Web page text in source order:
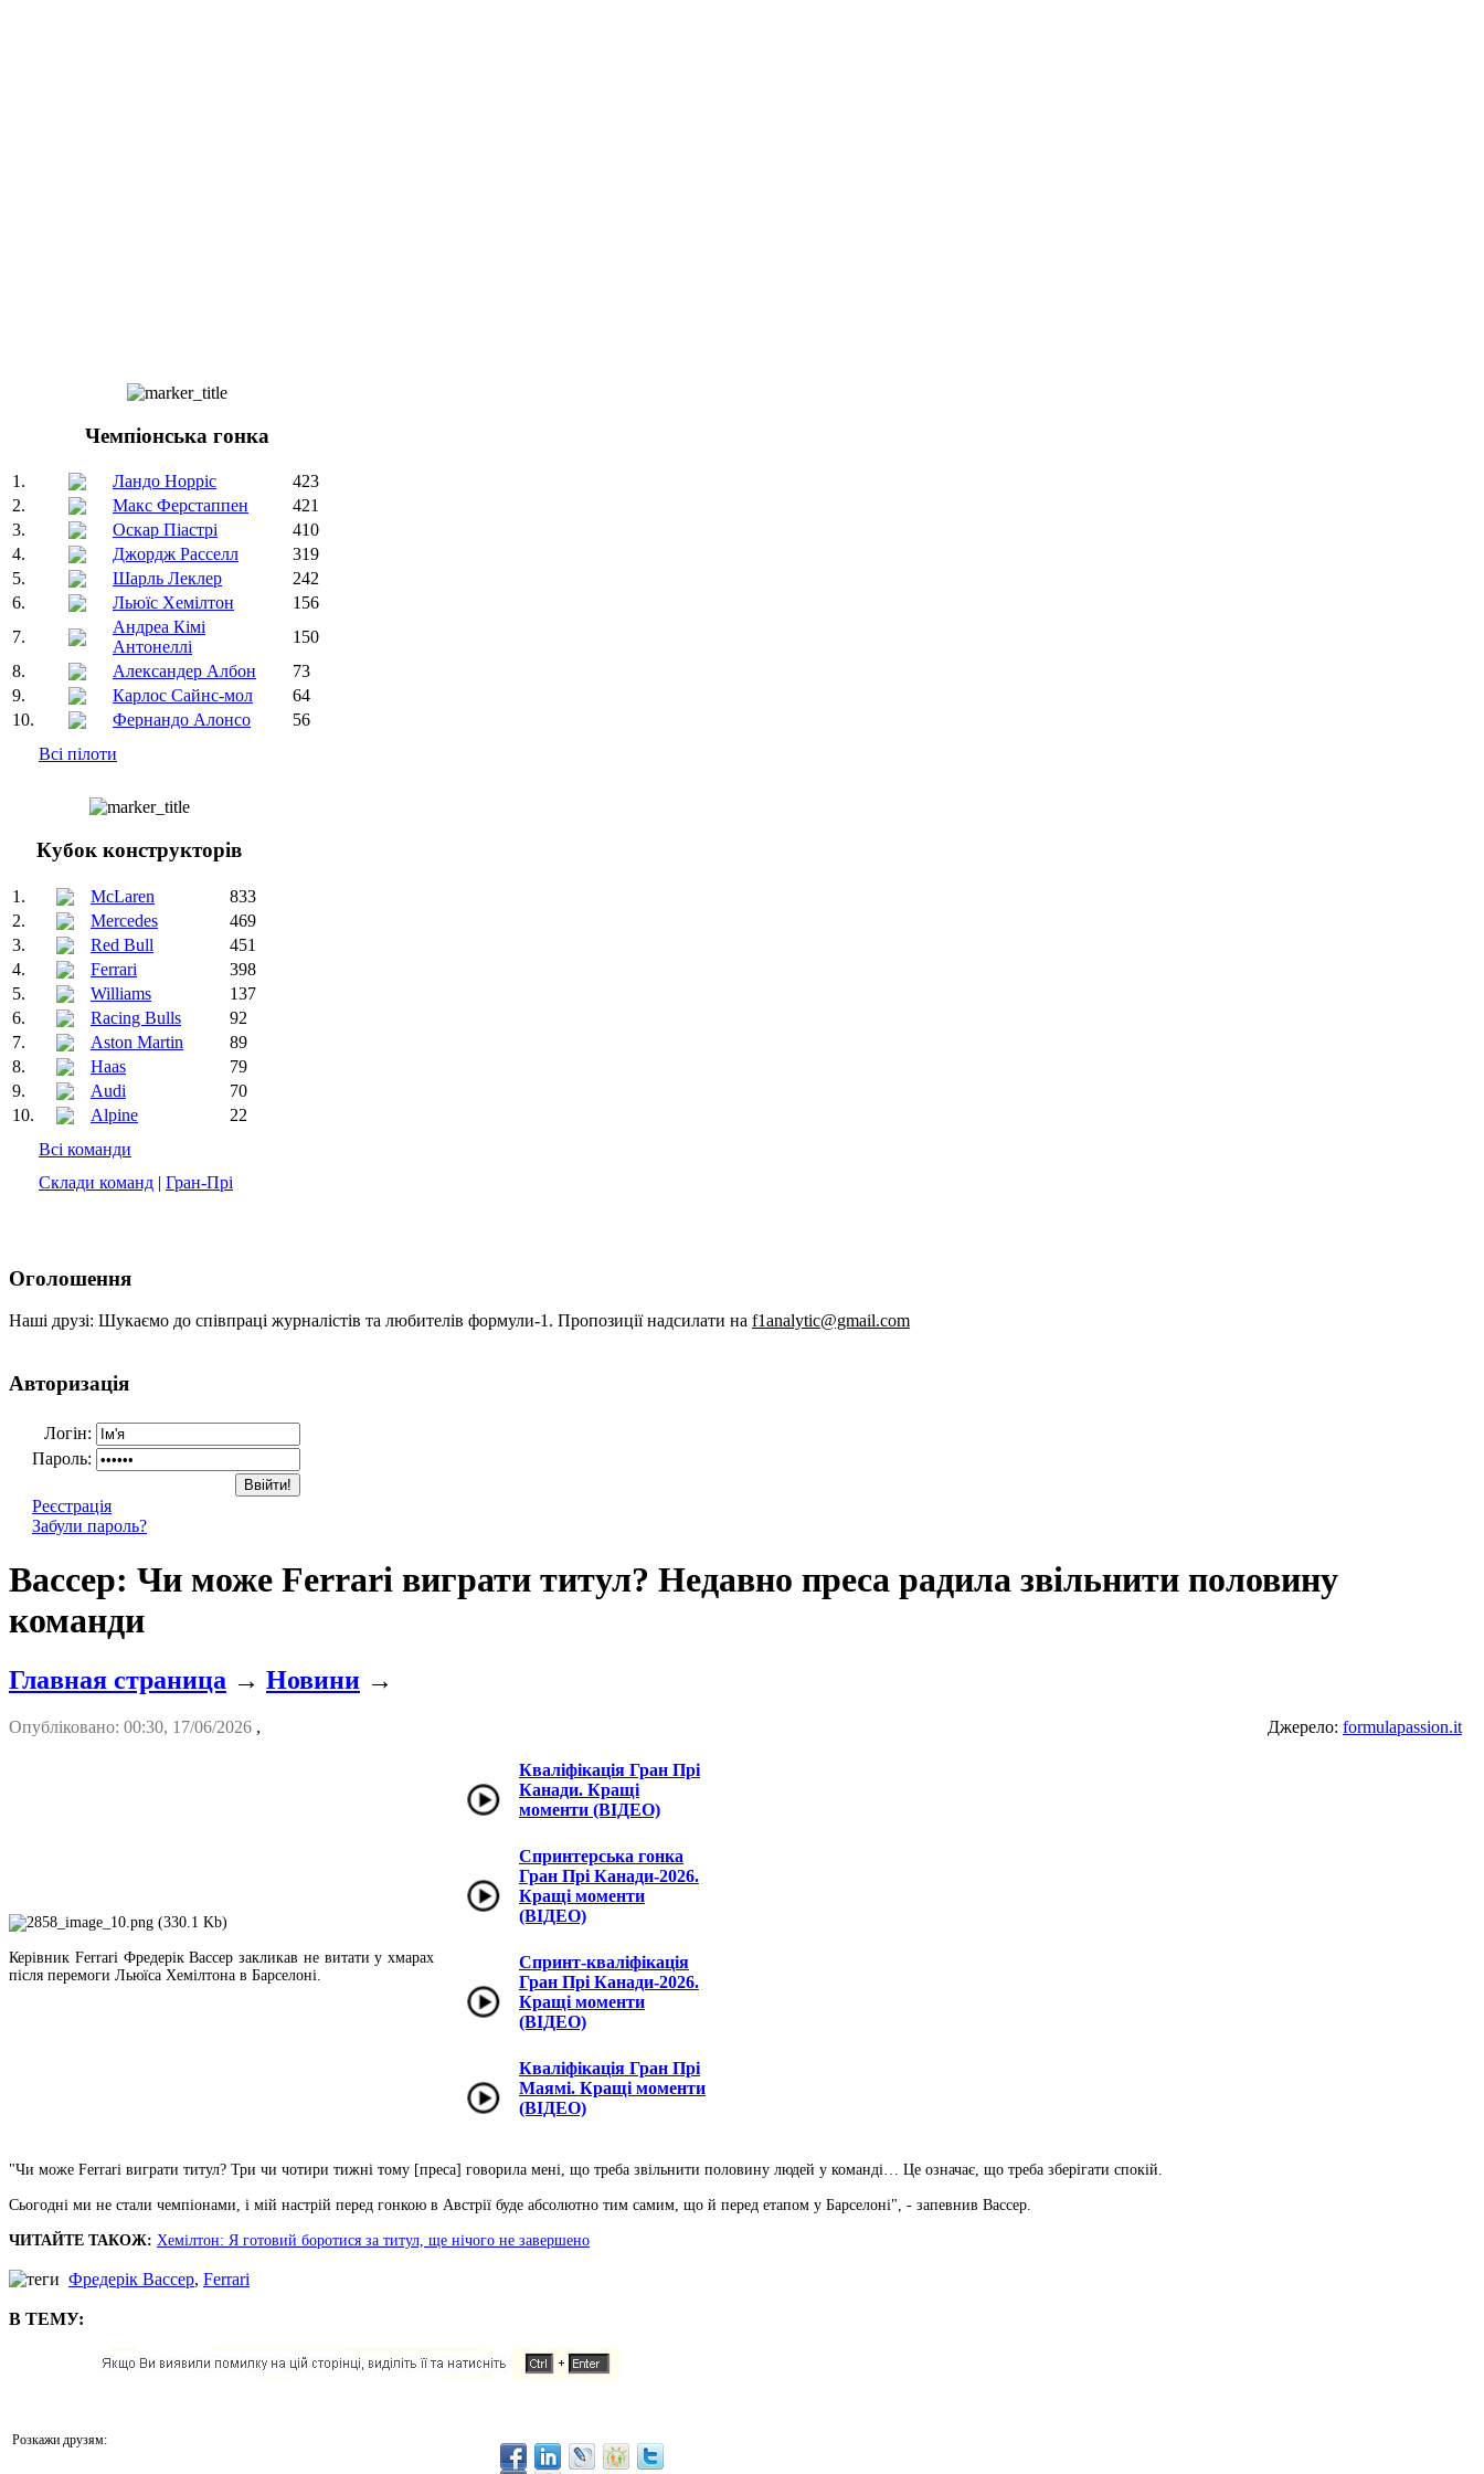
Чемпіонська гонка
1. Ландо Норріс
423
2.
Макс Ферстаппен
421
3.
Оскар Піастрі
410
4.
Джордж Расселл
319
5.
Шарль Леклер
242
6.
Льюїс Хемілтон
156
7.
Андреа Кімі
Антонеллі
150
8.
Александер Албон
73
9.
Карлос Сайнс-мол
64
10.
Фернандо Алонсо
56
Всі пілоти
Кубок конструкторів
1. McLaren
833
2.
Mercedes
469
3.
Red Bull
451
4.
Ferrari
398
5.
Williams
137
6.
Racing Bulls
92
7.
Aston Martin
89
8.
Haas
79
9.
Audi
70
10.
Alpine
22
Всі команди
Склади команд | Гран-Прі
Оголошення
Наші друзі: Шукаємо до співпраці журналістів та любителів формули-1. Пропозиції надсилати на f1analytic@gmail.com
Авторизація
Логін:
Пароль:
Реєстрація
Забули пароль?
Вассер: Чи може Ferrari виграти титул? Недавно преса радила звільнити половину
команди
Главная страница → Новини →
Опубліковано: 00:30, 17/06/2026 , Джерело: formulapassion.it
Керівник Ferrari Фредерік Вассер закликав не витати у хмарах
після перемоги Льюїса Хемілтона в Барселоні.
Кваліфікація Гран Прі
Канади. Кращі
моменти (ВІДЕО)
Спринтерська гонка
Гран Прі Канади-2026.
Кращі моменти
(ВІДЕО)
Спринт-кваліфікація
Гран Прі Канади-2026.
Кращі моменти
(ВІДЕО)
Кваліфікація Гран Прі
Маямі. Кращі моменти
(ВІДЕО)
"Чи може Ferrari виграти титул? Три чи чотири тижні тому [преса] говорила мені, що треба звільнити половину людей у ​​команді… Це означає, що треба зберігати спокій.
Сьогодні ми не стали чемпіонами, і мій настрій перед гонкою в Австрії буде абсолютно тим самим, що й перед етапом у Барселоні", - запевнив Вассер.
ЧИТАЙТЕ ТАКОЖ: Хемілтон: Я готовий боротися за титул, ще нічого не завершено
Фредерік Вассер, Ferrari
В ТЕМУ:
Розкажи друзям: